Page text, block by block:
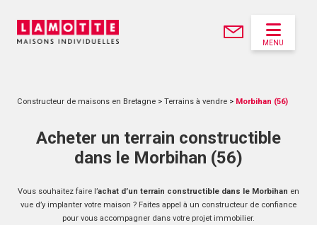
MENU
Constructeur de maisons en Bretagne > Terrains à vendre > Morbihan (56)
Acheter un terrain constructible
dans le Morbihan (56)
Vous souhaitez faire l’achat d’un terrain constructible dans le Morbihan en
vue d’y implanter votre maison ? Faites appel à un constructeur de confiance
pour vous accompagner dans votre projet immobilier.